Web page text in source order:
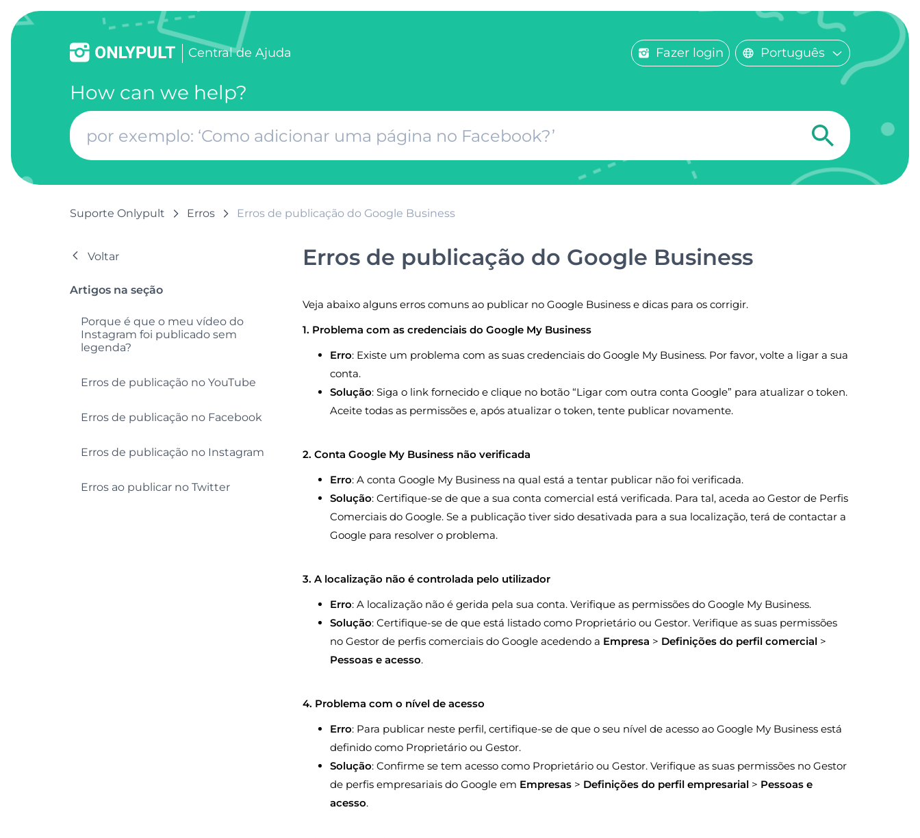
Сentral de Ajuda Fazer login Português
How can we help?
Suporte Onlypult Erros Erros de publicação do Google Business
Voltar
Artigos na seção
Porque é que o meu vídeo do
Instagram foi publicado sem
legenda?
Erros de publicação no YouTube
Erros de publicação no Facebook
Erros de publicação no Instagram
Erros ao publicar no Twitter
Erros de publicação do Google Business
Veja abaixo alguns erros comuns ao publicar no Google Business e dicas para os corrigir.
1. Problema com as credenciais do Google My Business
Erro: Existe um problema com as suas credenciais do Google My Business. Por favor, volte a ligar a sua
conta.
Solução: Siga o link fornecido e clique no botão “Ligar com outra conta Google” para atualizar o token.
Aceite todas as permissões e, após atualizar o token, tente publicar novamente.
2. Conta Google My Business não verificada
Erro: A conta Google My Business na qual está a tentar publicar não foi verificada.
Solução: Certifique-se de que a sua conta comercial está verificada. Para tal, aceda ao Gestor de Perfis
Comerciais do Google. Se a publicação tiver sido desativada para a sua localização, terá de contactar a
Google para resolver o problema.
3. A localização não é controlada pelo utilizador
Erro: A localização não é gerida pela sua conta. Verifique as permissões do Google My Business.
Solução: Certifique-se de que está listado como Proprietário ou Gestor. Verifique as suas permissões
no Gestor de perfis comerciais do Google acedendo a Empresa > Definições do perfil comercial >
Pessoas e acesso.
4. Problema com o nível de acesso
Erro: Para publicar neste perfil, certifique-se de que o seu nível de acesso ao Google My Business está
definido como Proprietário ou Gestor.
Solução: Confirme se tem acesso como Proprietário ou Gestor. Verifique as suas permissões no Gestor
de perfis empresariais do Google em Empresas > Definições do perfil empresarial > Pessoas e
acesso.